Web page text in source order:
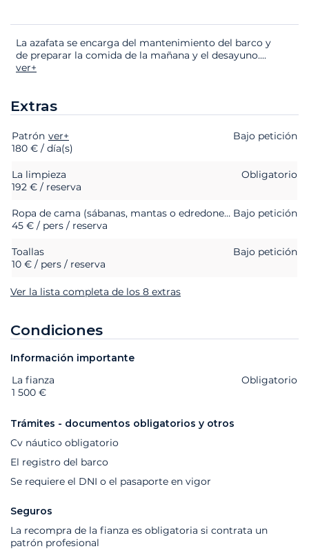
La azafata se encarga del mantenimiento del barco y
de preparar la comida de la mañana y el desayuno....
ver+
Extras
Extras Estado
Patrón ver+
Bajo petición
180 € / día(s)
La limpieza
Obligatorio
192 € / reserva
Ropa de cama (sábanas, mantas o edredones, almohadas y fundas de almohada) Bajo petición
45 € / pers / reserva
Toallas
Bajo petición
10 € / pers / reserva
Ver la lista completa de los 8 extras
Condiciones
Información importante
Extras Estado
La fianza
Obligatorio
1 500 €
Trámites - documentos obligatorios y otros
Cv náutico obligatorio
El registro del barco
Se requiere el DNI o el pasaporte en vigor
Seguros
La recompra de la fianza es obligatoria si contrata un
patrón profesional